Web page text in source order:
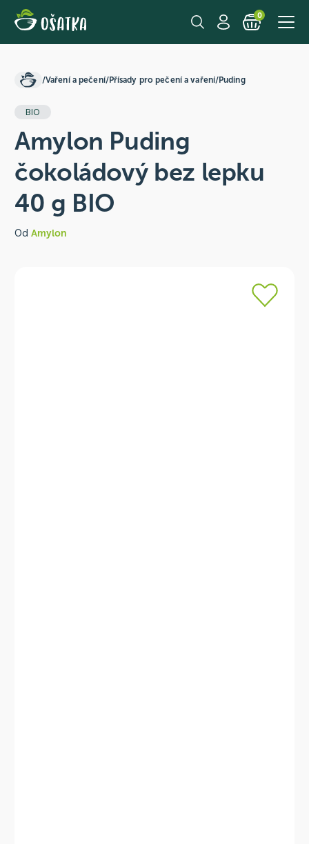
0
/Vaření a pečení/Přísady pro pečení a vaření/Puding
BIO
Amylon Puding
čokoládový bez lepku
40 g BIO
Od Amylon